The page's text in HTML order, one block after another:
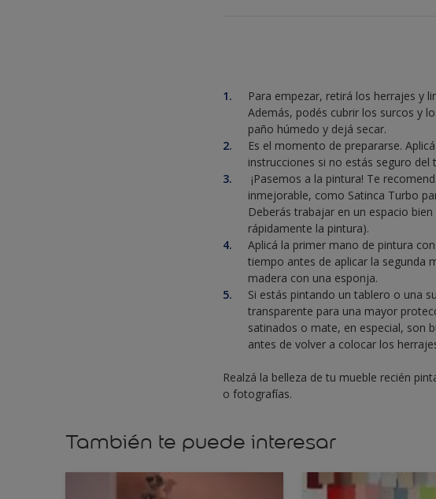
Para empezar, retirá los herrajes y
Además, podés cubrir los surcos y
paño húmedo y dejá secar.
Es el momento de prepararse.
instrucciones si no estás seguro del
¡Pasemos a la pintura! Te
inmejorable, como Satinca Turbo
Deberás trabajar en un espacio
rápidamente la pintura).
Aplicá la primer mano de pintura
tiempo antes de aplicar la segunda
madera con una esponja.
Si estás pintando un tablero o una
transparente para una mayor
satinados o mate, en especial, son
antes de volver a colocar los
Realzá la belleza de tu mueble recién
o fotografías.
También te puede interesar